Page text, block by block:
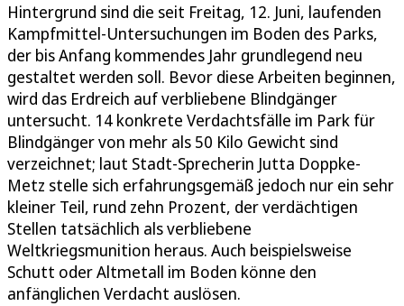
Hintergrund sind die seit Freitag, 12. Juni, laufenden
Kampfmittel-Untersuchungen im Boden des Parks,
der bis Anfang kommendes Jahr grundlegend neu
gestaltet werden soll. Bevor diese Arbeiten beginnen,
wird das Erdreich auf verbliebene Blindgänger
untersucht. 14 konkrete Verdachtsfälle im Park für
Blindgänger von mehr als 50 Kilo Gewicht sind
verzeichnet; laut Stadt-Sprecherin Jutta Doppke-
Metz stelle sich erfahrungsgemäß jedoch nur ein sehr
kleiner Teil, rund zehn Prozent, der verdächtigen
Stellen tatsächlich als verbliebene
Weltkriegsmunition heraus. Auch beispielsweise
Schutt oder Altmetall im Boden könne den
anfänglichen Verdacht auslösen.